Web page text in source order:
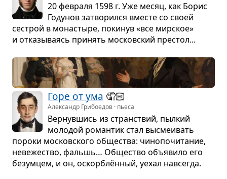
20 февраля 1598 г. Уже месяц, как Борис
Году­нов затво­рился вме­сте со своей
сестрой в мона­стыре, поки­нув «все мир­ское»
и отка­зы­ва­ясь при­нять москов­ский пре­стол...
Горе от ума 🤦🏻
Александр Грибоедов · пьеса
Вер­нув­шись из стран­ствий, пыл­кий
моло­дой роман­тик стал высме­и­вать
пороки москов­ского обще­ства: чино­по­чи­та­ние,
неве­же­ство, фаль­шь… Обще­ство объ­явило его
без­ум­цем, и он, оскорб­лён­ный, уехал навсе­гда.